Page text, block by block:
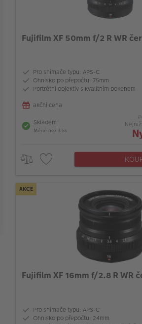
Kompatibilní s full-frame aparáty
Stabilizace obrazu v objektivu
Maximální clona (f/)
Vlastnosti objektivu
064_LensMaxMinAperture_LEN
Fujifilm XF 50mm f/2 R WR
Pro snímače typu: APS-C
Ohnisko po přepočtu: 75mm
Portrétní objektiv s kvalitním bokehem
akční cena
Skladem
Méně než 3 ks
AKCE
Fujifilm XF 16mm f/2.8 R WR
Pro snímače typu: APS-C
Ohnisko po přepočtu: 24mm